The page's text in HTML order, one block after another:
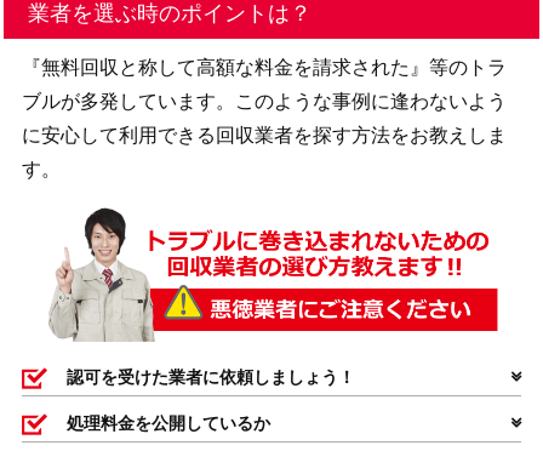
業者を選ぶ時のポイントは？
『無料回収と称して高額な料金を請求された』等のトラ
ブルが多発しています。このような事例に逢わないよう
に安心して利用できる回収業者を探す方法をお教えしま
す。
認可を受けた業者に依頼しましょう！
処理料金を公開しているか